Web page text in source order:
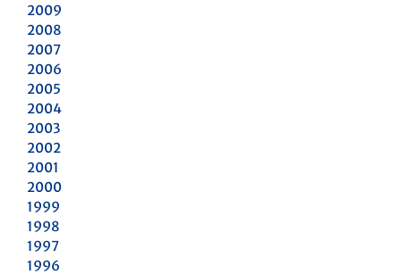
2009
2008
2007
2006
2005
2004
2003
2002
2001
2000
1999
1998
1997
1996